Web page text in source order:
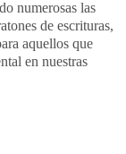
numerosas las
de escrituras,
aquellos que
en nuestras